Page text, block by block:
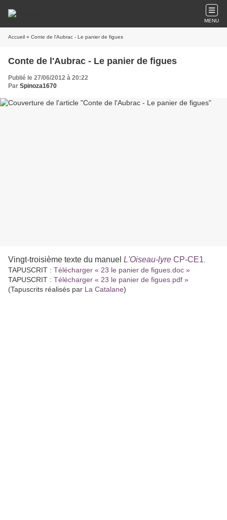
MENU
Accueil » Conte de l'Aubrac - Le panier de figues
Conte de l'Aubrac - Le panier de figues
Publié le 27/06/2012 à 20:22
Par Spinoza1670
Vingt-troisième texte du manuel L'Oiseau-lyre CP-CE1
TAPUSCRIT : Télécharger « 23 le panier de figues.doc »
TAPUSCRIT : Télécharger « 23 le panier de figues.pdf »
(Tapuscrits réalisés par La Catalane)